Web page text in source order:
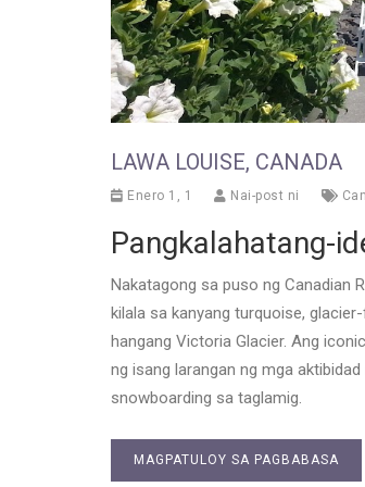
LAWA LOUISE, CANADA
Enero 1, 1 Nai-post ni
Pangkalahatang-
Nakatagong sa puso ng Canadian
kilala sa kanyang turquoise,
hangang Victoria Glacier. Ang
ng isang larangan ng mga
snowboarding sa taglamig.
MAGPATULOY SA PAGBABASA